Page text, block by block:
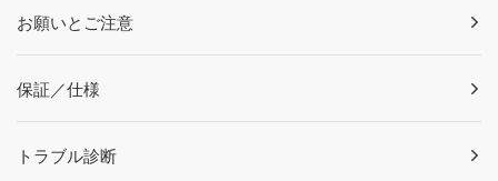
お願いとご注意
保証／仕様
トラブル診断